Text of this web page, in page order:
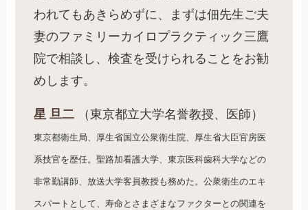
われてもあきらめずに、まずは佃先生ご夫
妻のファミリーカイロプラクティック三鷹
院で相談し、検査を受けられることをお勧
めします。
星 旦二 （東京都立大学名誉教授、医師）
東京都衛生局、厚生省国立公衆衛生院、厚生省大臣官房医
系技官を歴任。聖路加看護大学、東京医科歯科大学などの
非常勤講師、放送大学客員教授も務めた。公衆衛生のエキ
スパートとして、寿命とさまざまなファクターとの関連を